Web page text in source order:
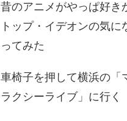
昔のアニメがやっぱ好き
トップ・イデオンの気に
ってみた
車椅子を押して横浜の「
ラクシーライブ」に行く